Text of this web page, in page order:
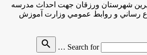
شهرستان ورزقان جهت احداث مدرسه
رساني و روابط عمومي وزارت آموزش
Search for
search